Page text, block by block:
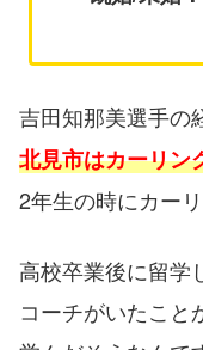
吉田知那美選手の
北見市はカーリン
2年生の時にカー
高校卒業後に留学
コーチがいたこと